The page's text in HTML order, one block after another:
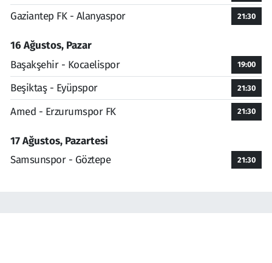
Gaziantep FK - Alanyaspor 21:30
16 Ağustos, Pazar
Başakşehir - Kocaelispor
19:00
Beşiktaş - Eyüpspor 21:30
Amed - Erzurumspor FK 21:30
17 Ağustos, Pazartesi
Samsunspor - Göztepe
21:30